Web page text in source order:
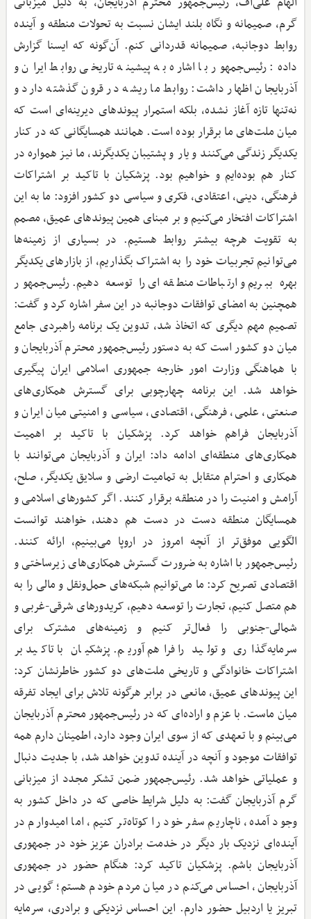
گرم، صمیمانه و نگاه بلند ایشان نسبت به تحولات منطقه و آینده
روابط دوجانبه، صمیمانه قدردانی کنم. آن‌گونه که ایسنا گزارش
داده: رئیس‌جمهور با اشاره به پیشینه تاریخی روابط ایران و
آذربایجان اظهار داشت: روابط ما ریشه در قرون گذشته دارد و
نه‌تنها تازه آغاز نشده، بلکه استمرار پیوندهای دیرینه‌ای است که
میان ملت‌های ما برقرار بوده است. همانند همسایگانی که در کنار
یکدیگر زندگی می‌کنند و یار و پشتیبان یکدیگرند، ما نیز همواره در
کنار هم بوده‌ایم و خواهیم بود. پزشکیان با تاکید بر اشتراکات
فرهنگی، دینی، اعتقادی، فکری و سیاسی دو کشور افزود: ما به این
اشتراکات افتخار می‌کنیم و بر مبنای همین پیوندهای عمیق، مصمم
به تقویت هرچه بیشتر روابط هستیم. در بسیاری از زمینه‌ها
می‌توانیم تجربیات خود را به اشتراک بگذاریم، از بازارهای یکدیگر
بهره ببریم و ارتباطات منطقه‌ای را توسعه دهیم. رئیس‌جمهور
همچنین به امضای توافقات دوجانبه در این سفر اشاره کرد و گفت:
تصمیم مهم دیگری که اتخاذ شد، تدوین یک برنامه راهبردی جامع
میان دو کشور است که به دستور رئیس‌جمهور محترم آذربایجان و
با هماهنگی وزارت امور خارجه جمهوری اسلامی ایران پیگیری
خواهد شد. این برنامه چهارچوبی برای گسترش همکاری‌های
صنعتی، علمی، فرهنگی، اقتصادی، سیاسی و امنیتی میان ایران و
آذربایجان فراهم خواهد کرد. پزشکیان با تاکید بر اهمیت
همکاری‌های منطقه‌ای ادامه داد: ایران و آذربایجان می‌توانند با
همکاری و احترام متقابل به تمامیت ارضی و سلایق یکدیگر، صلح،
آرامش و امنیت را در منطقه برقرار کنند. اگر کشورهای اسلامی و
همسایگان منطقه دست در دست هم دهند، خواهند توانست
الگویی موفق‌تر از آنچه امروز در اروپا می‌بینیم، ارائه کنند.
رئیس‌جمهور با اشاره به ضرورت گسترش همکاری‌های زیرساختی و
اقتصادی تصریح کرد: ما می‌توانیم شبکه‌های حمل‌ونقل و مالی را به
هم متصل کنیم، تجارت را توسعه دهیم، کریدورهای شرقی-غربی و
شمالی-جنوبی را فعال‌تر کنیم و زمینه‌های مشترک برای
سرمایه‌گذاری و تولید را فراهم آوریم. پزشکیان با تاکید بر
اشتراکات خانوادگی و تاریخی ملت‌های دو کشور خاطرنشان کرد:
این پیوندهای عمیق، مانعی در برابر هرگونه تلاش برای ایجاد تفرقه
میان ماست. با عزم و اراده‌ای که در رئیس‌جمهور محترم آذربایجان
می‌بینم و با تعهدی که از سوی ایران وجود دارد، اطمینان دارم همه
توافقات موجود و آنچه در آینده تدوین خواهد شد، با جدیت دنبال
و عملیاتی خواهد شد. رئیس‌جمهور ضمن تشکر مجدد از میزبانی
گرم آذربایجان گفت: به دلیل شرایط خاصی که در داخل کشور به
وجود آمده، ناچاریم سفر خود را کوتاه‌تر کنیم، اما امیدوارم در
آینده‌ای نزدیک بار دیگر در خدمت برادران عزیز خود در جمهوری
آذربایجان باشم. پزشکیان تاکید کرد: هنگام حضور در جمهوری
آذربایجان، احساس می‌کنم در میان مردم خودم هستم؛ گویی در
تبریز یا اردبیل حضور دارم. این احساس نزدیکی و برادری، سرمایه